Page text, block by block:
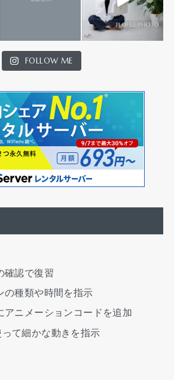
FOLLOW ME
確認で復習
の種類や時間を指示
アニメーションコードを追加
て細かな動きを指示